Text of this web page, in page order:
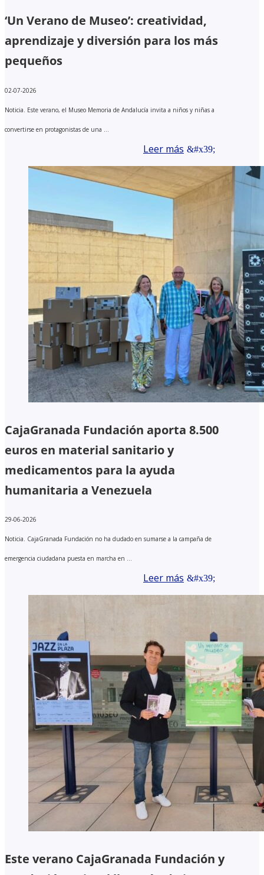
‘Un Verano de Museo’: creatividad,
aprendizaje y diversión para los más
pequeños
02-07-2026
Noticia. Este verano, el Museo Memoria de Andalucía invita a niños y niñas a
convertirse en protagonistas de una ...
Leer más
CajaGranada Fundación aporta 8.500
euros en material sanitario y
medicamentos para la ayuda
humanitaria a Venezuela
29-06-2026
Noticia. CajaGranada Fundación no ha dudado en sumarse a la campaña de
emergencia ciudadana puesta en marcha en ...
Leer más
Este verano CajaGranada Fundación y